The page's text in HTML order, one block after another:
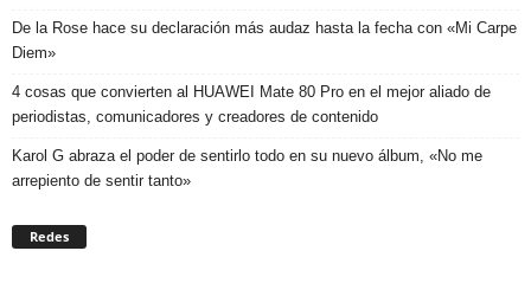
De la Rose hace su declaración más audaz hasta la fecha con «Mi Carpe
Diem»
4 cosas que convierten al HUAWEI Mate 80 Pro en el mejor aliado de
periodistas, comunicadores y creadores de contenido
Karol G abraza el poder de sentirlo todo en su nuevo álbum, «No me
arrepiento de sentir tanto»
Redes